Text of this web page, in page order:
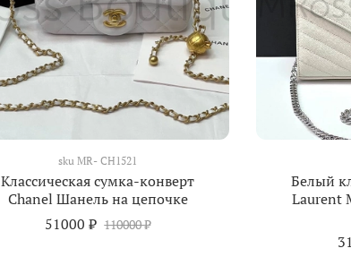
skuMR- CH1521
Классическая сумка-конверт
Chanel Шанель на цепочке
51000 ₽ 110000 ₽
Белый
Laurent